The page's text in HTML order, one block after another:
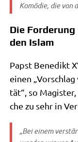
Komö­die, die
Die
den Islam
Papst Bene­dikt
einen
tät“, so
che zu sehr in
„Bei einem